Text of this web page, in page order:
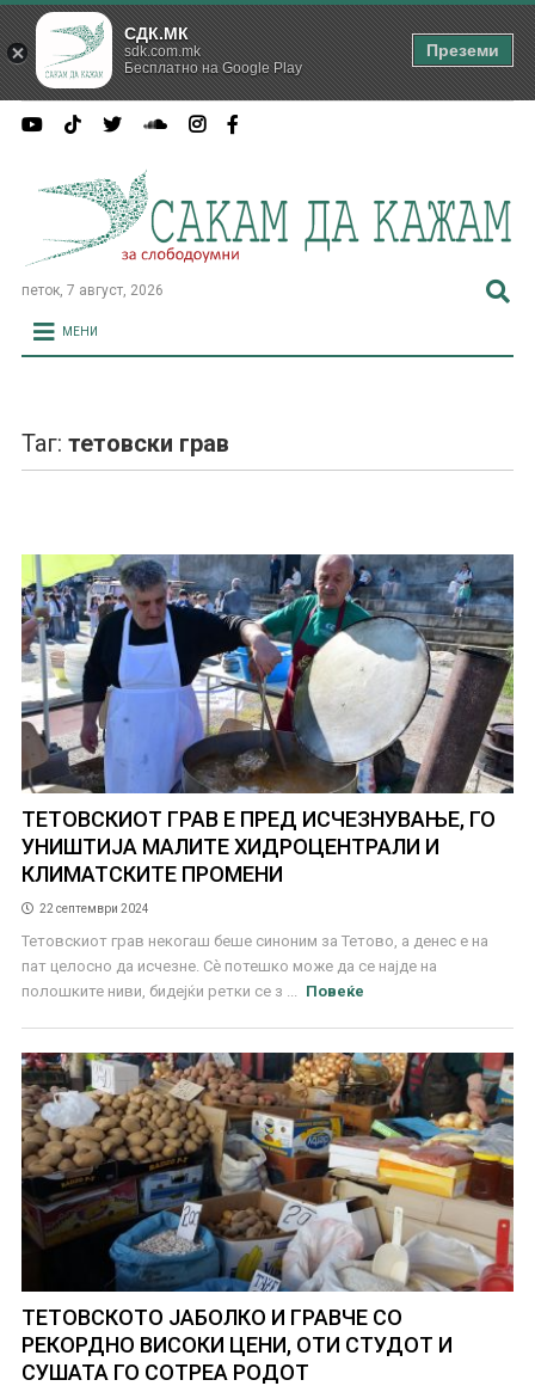
петок, 7 август, 2026
МЕНИ
Таг: тетовски грав
ТЕТОВСКИОТ ГРАВ Е ПРЕД ИСЧЕЗНУВАЊЕ, ГО
УНИШТИЈА МАЛИТЕ ХИДРОЦЕНТРАЛИ И
КЛИМАТСКИТЕ ПРОМЕНИ
22 септември 2024
Тетовскиот грав некогаш беше синоним за Тетово, а денес е на
пат целосно да исчезне. Сè потешко може да се најде на
полошките ниви, бидејќи ретки се з ...
Повеќе
ТЕТОВСКОТО ЈАБОЛКО И ГРАВЧЕ СО
РЕКОРДНО ВИСОКИ ЦЕНИ, ОТИ СТУДОТ И
СУШАТА ГО СОТРЕА РОДОТ
СДК.МК
sdk.com.mk
Бесплатно на Google Play
Преземи